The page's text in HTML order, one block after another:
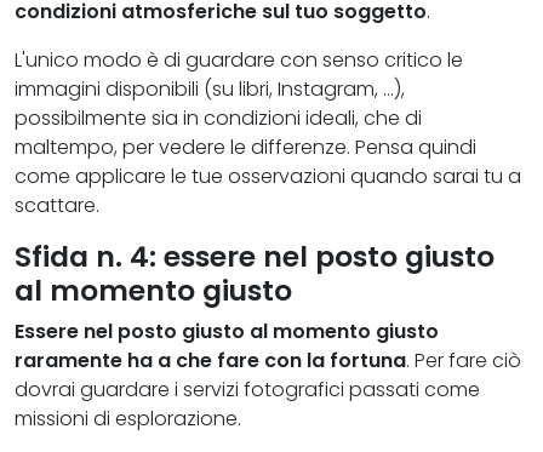
condizioni atmosferiche sul tuo soggetto.
L'unico modo è di guardare con senso critico le
immagini disponibili (su libri, Instagram, …),
possibilmente sia in condizioni ideali, che di
maltempo, per vedere le differenze. Pensa quindi
come applicare le tue osservazioni quando sarai tu a
scattare.
Sfida n. 4: essere nel posto giusto
al momento giusto
Essere nel posto giusto al momento giusto
raramente ha a che fare con la fortuna. Per fare ciò
dovrai guardare i servizi fotografici passati come
missioni di esplorazione.